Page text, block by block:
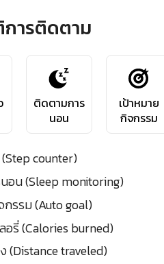
ารติดตาม
ติดตามการ
นอน
เป้าหมาย
กิจกรรม
counter)
อน (Sleep monitoring)
กรรม (Auto goal)
รี่ (Calories burned)
(Distance traveled)